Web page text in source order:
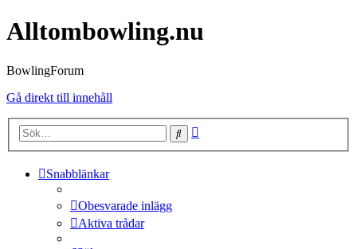
Alltombowling.nu
BowlingForum
Gå direkt till innehåll
Sök
Snabblänkar
Obesvarade inlägg
Aktiva trådar